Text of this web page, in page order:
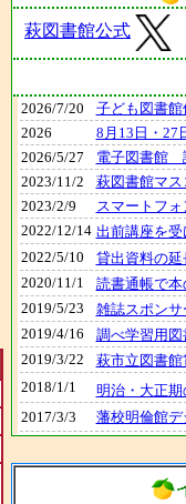
萩図書館公式
2026/7/20
子ども図書
2026
8月13日・27
2026/5/27
電子図書館
2023/11/2
萩図書館マ
2023/2/9
スマートフ
2022/12/14 出前講座を
2022/5/10 貸出資料の
2020/11/1 読書通帳で
2019/5/23 雑誌スポン
2019/4/16 調べ学習用
2019/3/22 萩市立図書
2018/1/1 明治・大正
2017/3/3 藩校明倫館